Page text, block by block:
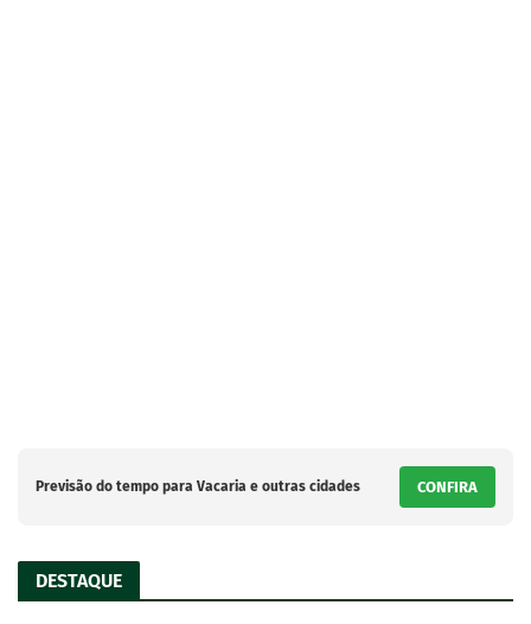
Previsão do tempo para Vacaria e outras cidades CONFIRA
DESTAQUE